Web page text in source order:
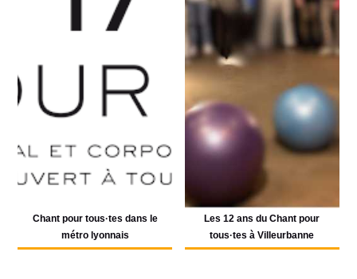
Chant pour tous·tes dans le
métro lyonnais
Les 12 ans du Chant pour
tous·tes à Villeurbanne